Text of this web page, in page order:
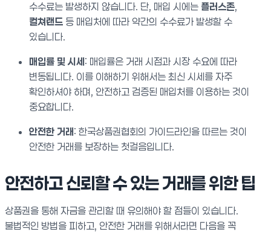
수수료는 발생하지 않습니다. 단, 매입 시에는 플러스존,
컬쳐랜드 등 매입처에 따라 약간의 수수료가 발생할 수
있습니다.
매입률 및 시세: 매입률은 거래 시점과 시장 수요에 따라
변동됩니다. 이를 이해하기 위해서는 최신 시세를 자주
확인하셔야 하며, 안전하고 검증된 매입처를 이용하는 것이
중요합니다.
안전한 거래: 한국상품권협회의 가이드라인을 따르는 것이
안전한 거래를 보장하는 첫걸음입니다.
안전하고 신뢰할 수 있는 거래를 위한 팁
상품권을 통해 자금을 관리할 때 유의해야 할 점들이 있습니다.
불법적인 방법을 피하고, 안전한 거래를 위해서라면 다음을 꼭